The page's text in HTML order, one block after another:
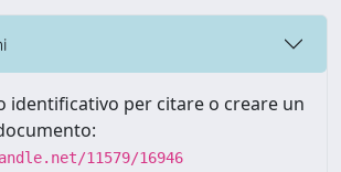
identificativo per citare o creare un
11579/16946